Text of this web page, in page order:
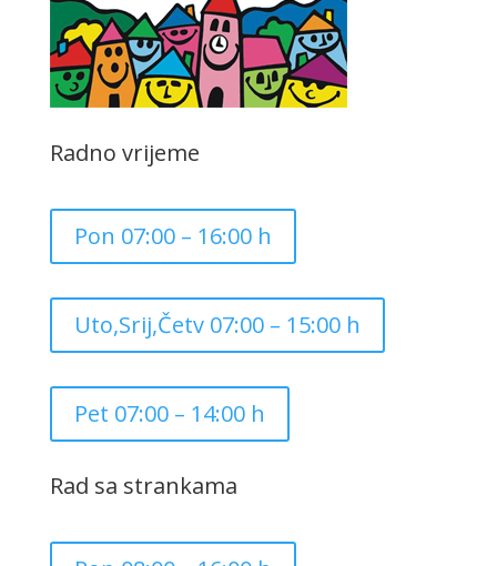
Radno vrijeme
Pon 07:00 – 16:00 h
Uto,Srij,Četv 07:00 – 15:00 h
Pet 07:00 – 14:00 h
Rad sa strankama